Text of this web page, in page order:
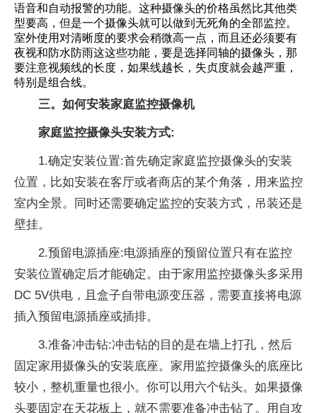
语音和自动报警的功能。这种摄像头的价格虽然比其他类
型要高，但是一个摄像头就可以做到无死角的全部监控。
室外使用对清晰度的要求会稍微高一点，而且还必须要有
夜视和防水防雨这这些功能，要是选择同轴的摄像头，那
要注意视频线的长度，如果线越长，失贞度就会越严重，
特别是组合线。
三。如何安装家庭监控摄像机
家庭监控摄像头安装方式:
1.确定安装位置:首先确定家庭监控摄像头的安装
位置，比如安装在客厅或者商店的某个角落，用来监控
室内全景。同时还需要确定监控的安装方式，吊装还是
壁挂。
2.预留电源插座:电源插座的预留位置只有在监控
安装位置确定后才能确定。由于家用监控摄像头多采用
DC 5V供电，且盒子自带电源变压器，需要直接将电源
插入预留电源插座或插排。
3.准备冲击钻:冲击钻的目的是在墙上打孔，然后
固定家用摄像头的安装底座。家用监控摄像头的底座比
较小，整机重量也很小。你可以用六个钻头。如果摄像
头要固定在天花板上，就不需要准备冲击钻了。用自攻